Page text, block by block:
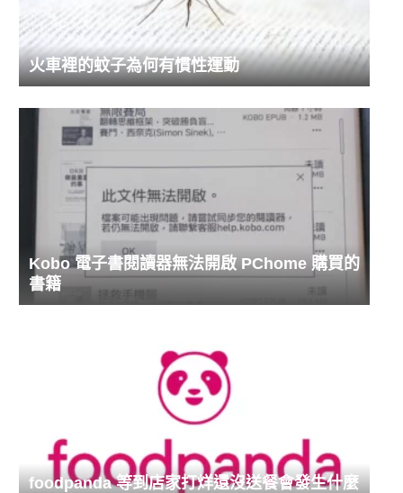
火車裡的蚊子為何有慣性運動
Kobo 電子書閱讀器無法開啟 PChome 購買的
書籍
foodpanda 等到店家打烊還沒送餐會發生什麼